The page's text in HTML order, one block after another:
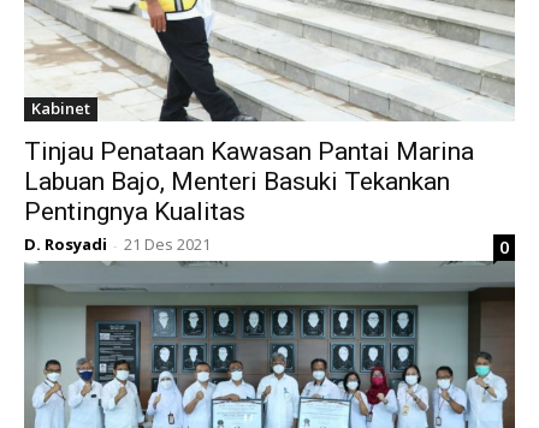
Kabinet
Tinjau Penataan Kawasan Pantai Marina
Labuan Bajo, Menteri Basuki Tekankan
Pentingnya Kualitas
D. Rosyadi - 21 Des 2021 0